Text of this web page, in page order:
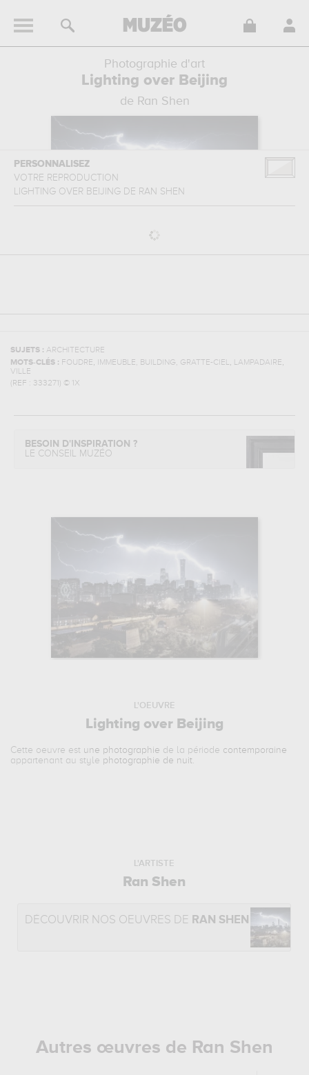
Photographie d'art
Lighting over Beijing
de Ran Shen
PERSONNALISEZ
VOTRE REPRODUCTION
LIGHTING OVER BEIJING DE RAN SHEN
SUJETS : ARCHITECTURE
MOTS-CLÉS : FOUDRE, IMMEUBLE, BUILDING, GRATTE-CIEL, LAMPADAIRE,
VILLE
(REF : 333271 ) © 1X
BESOIN D'INSPIRATION ?
LE CONSEIL MUZÉO
L'OEUVRE
Lighting over Beijing
Cette oeuvre est une photographie de la période contemporaine
appartenant au style photographie de nuit.
L'ARTISTE
Ran Shen
DÉCOUVRIR NOS OEUVRES DE RAN SHEN
Autres œuvres de Ran Shen